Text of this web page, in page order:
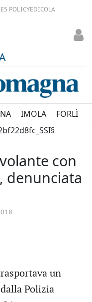
POLICYEDICOLA
IMOLA FORLÌ
con
denunciata
un
Polizia